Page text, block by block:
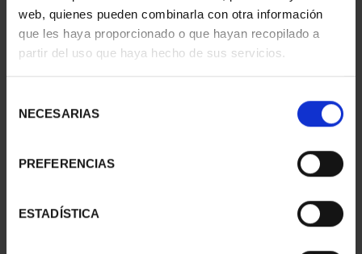
web, quienes pueden combinarla con otra información
que les haya proporcionado o que hayan recopilado a
partir del uso que haya hecho de sus servicios.
NECESARIAS
PREFERENCIAS
ESTADÍSTICA
PROVINCIA 1
SUSCRIPCIÓN
CAPITALES DE
PROVINCIA 2